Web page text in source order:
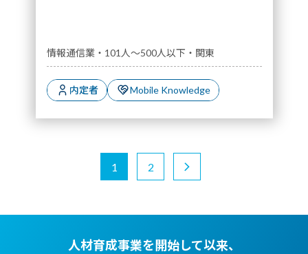
情報通信業・101人～500人以下・関東
内定者 Mobile Knowledge
1 2
人材育成事業を開始して以来、